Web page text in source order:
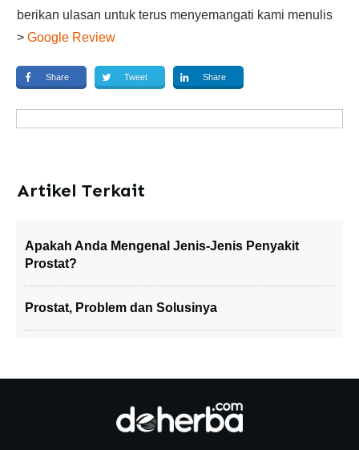
berikan ulasan untuk terus menyemangati kami menulis
> Google Review
Share Tweet Share
Artikel Terkait
Apakah Anda Mengenal Jenis-Jenis Penyakit
Prostat?
Prostat, Problem dan Solusinya